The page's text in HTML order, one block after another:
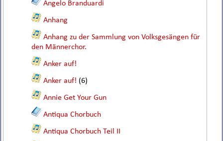
Angelo Branduardi
Anhang
Anhang zu der Sammlung von Volksgesängen für
den Männerchor.
Anker auf!
Anker auf! (6)
Annie Get Your Gun
Antiqua Chorbuch
Antiqua Chorbuch Teil II